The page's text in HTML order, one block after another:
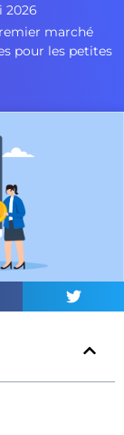
2026
marché
pour les petites